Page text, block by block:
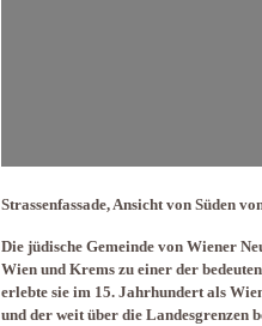
Strassenfassade, Ansicht von Süden
Die jüdische Gemeinde von Wiener
Wien und Krems zu einer der
erlebte sie im 15. Jahrhundert als
und der weit über die Landesgrenzen